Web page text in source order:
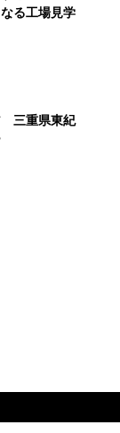
る工場見学
三重県東紀